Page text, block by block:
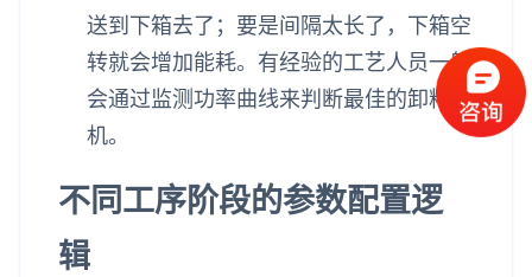
送到下箱去了；要是间隔太长了，下箱空
转就会增加能耗。有经验的工艺人员一般
会通过监测功率曲线来判断最佳的卸料时
机。
不同工序阶段的参数配置逻
辑